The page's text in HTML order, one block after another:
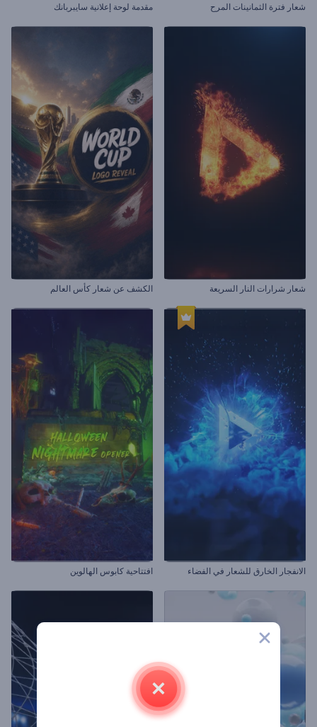
شعار فترة الثمانينات المرح مقدمة لوحة إعلانية سايبربانك
شعار شرارات النار السريعة الكشف عن شعار كأس العالم
الانفجار الخارق للشعار في الفضاء افتتاحية كابوس الهالوين